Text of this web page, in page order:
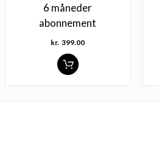
6 måneder
abonnement
kr. 399.00